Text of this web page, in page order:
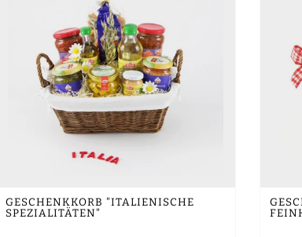
GESCHENKKORB "ITALIENISCHE
SPEZIALITÄTEN"